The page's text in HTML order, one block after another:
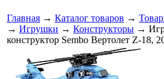
Главная → Каталог товаров →
→ Игрушки → Конструкторы →
конструктор Sembo Вертолет Z-18,